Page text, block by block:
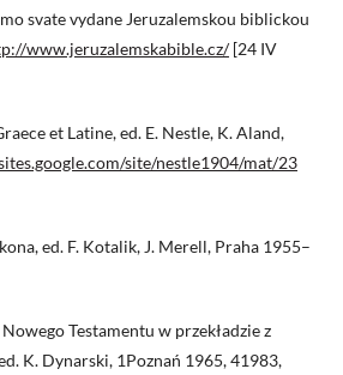
svate vydane Jeruzalemskou biblickou
www.jeruzalemskabible.cz/[24 IV
et Latine, ed. E. Nestle, K. Aland,
site/nestle1904/mat/23
ed. F. Kotalik, J. Merell, Praha 1955–
Testamentu w przekładzie z
K. Dynarski, 1Poznań 1965, 41983,